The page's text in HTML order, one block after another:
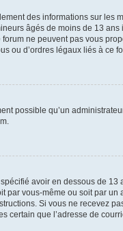
des informations sur les
âgés de moins de 13 ans
ne peuvent pas vous
ou d’ordres légaux liés à ce
possible qu’un
avoir en dessous de 13
vous-même ou soit par un
Si vous ne recevez
certain que l’adresse de